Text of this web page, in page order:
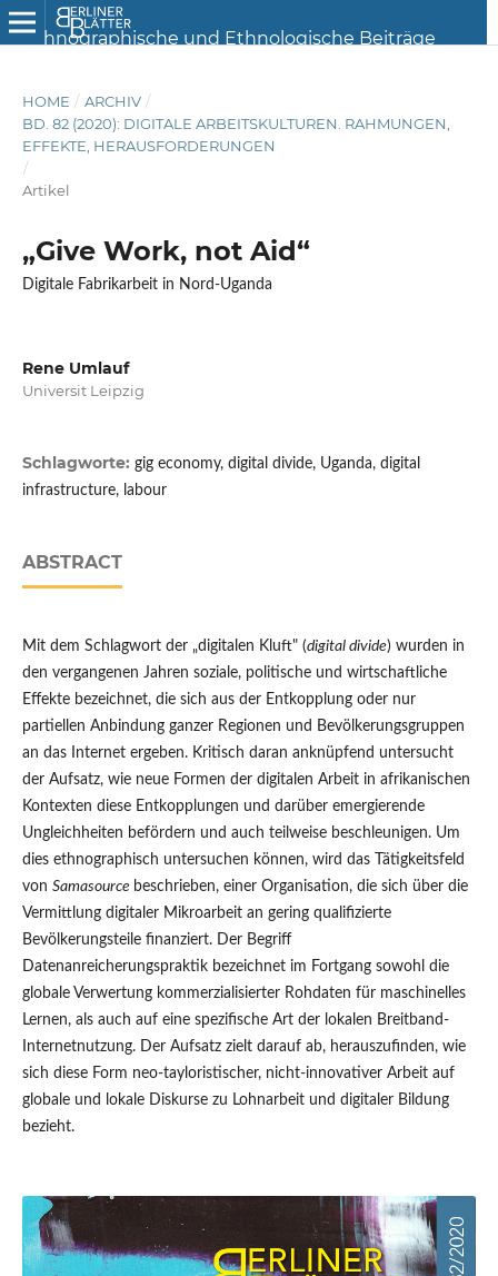
HOME / ARCHIV /
BD. 82 (2020): DIGITALE ARBEITSKULTUREN. RAHMUNGEN,
EFFEKTE, HERAUSFORDERUNGEN
/
Artikel
„Give Work, not Aid“
Digitale Fabrikarbeit in Nord-Uganda
Rene Umlauf
Universit Leipzig
Schlagworte: gig economy, digital divide, Uganda, digital
infrastructure, labour
ABSTRACT
Mit dem Schlagwort der „digitalen Kluft" (digital divide) wurden in
den vergangenen Jahren soziale, politische und wirtschaftliche
Effekte bezeichnet, die sich aus der Entkopplung oder nur
partiellen Anbindung ganzer Regionen und Bevölkerungsgruppen
an das Internet ergeben. Kritisch daran anknüpfend untersucht
der Aufsatz, wie neue Formen der digitalen Arbeit in afrikanischen
Kontexten diese Entkopplungen und darüber emergierende
Ungleichheiten befördern und auch teilweise beschleunigen. Um
dies ethnographisch untersuchen können, wird das Tätigkeitsfeld
von Samasource beschrieben, einer Organisation, die sich über die
Vermittlung digitaler Mikroarbeit an gering qualifizierte
Bevölkerungsteile finanziert. Der Begriff
Datenanreicherungspraktik bezeichnet im Fortgang sowohl die
globale Verwertung kommerzialisierter Rohdaten für maschinelles
Lernen, als auch auf eine spezifische Art der lokalen Breitband-
Internetnutzung. Der Aufsatz zielt darauf ab, herauszufinden, wie
sich diese Form neo-tayloristischer, nicht-innovativer Arbeit auf
globale und lokale Diskurse zu Lohnarbeit und digitaler Bildung
bezieht.